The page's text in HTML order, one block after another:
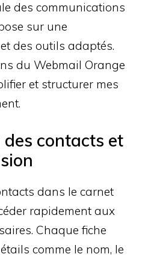
des communications
sur une
des outils adaptés.
du Webmail Orange
et structurer mes
contacts et
dans le carnet
rapidement aux
Chaque fiche
comme le nom, le